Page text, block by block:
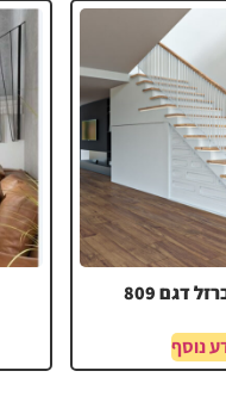
דגם 809
נוסף